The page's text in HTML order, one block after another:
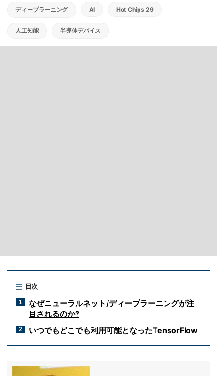
ディープラーニング AI Hot Chips 29
人工知能 半導体デバイス
目次
1
なぜニューラルネット/ディープラーニングが注
目されるのか?
2 いつでもどこでも利用可能となったTensorFlow